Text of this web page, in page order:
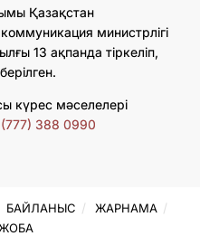
Қазақстан
министрлігі
13 ақпанда тіркеліп,
күрес мәселелері
388 0990
БАЙЛАНЫС
ЖАРНАМА